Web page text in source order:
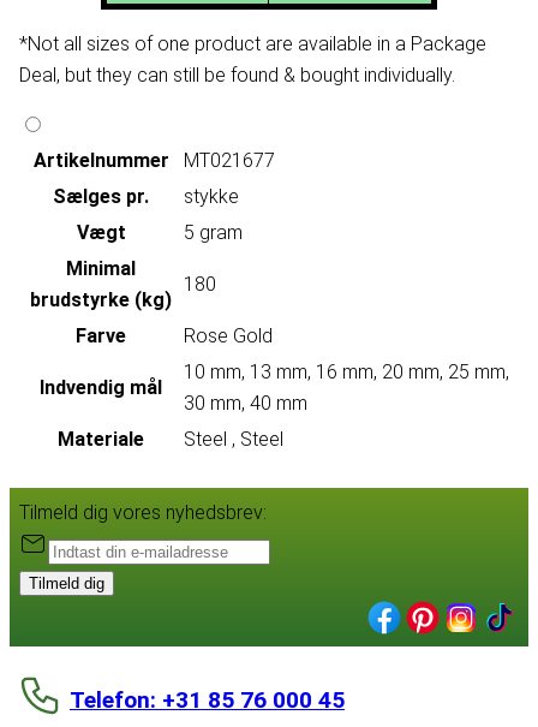
*Not all sizes of one product are available in a Package
Deal, but they can still be found & bought individually.
Artikelnummer
MT021677
Sælges pr.
stykke
Vægt
5 gram
Minimal
brudstyrke (kg)
180
Farve Rose Gold
Indvendig mål
10 mm, 13 mm, 16 mm, 20 mm, 25 mm,
30 mm, 40 mm
Materiale
Steel , Steel
Tilmeld dig vores nyhedsbrev:
Tilmeld dig
Telefon: +31 85 76 000 45